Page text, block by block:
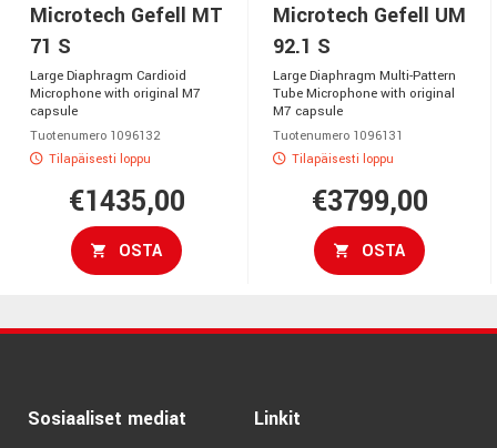
Microtech Gefell MT
71 S
Large Diaphragm Cardioid
Microphone with original M7
capsule
Tuotenumero 1096132
Tilapäisesti loppu
€1435,00
OSTA
Microtech Gefell UM
92.1 S
Large Diaphragm Multi-Pattern
Tube Microphone with original
M7 capsule
Tuotenumero 1096131
Tilapäisesti loppu
€3799,00
OSTA
Sosiaaliset mediat Linkit